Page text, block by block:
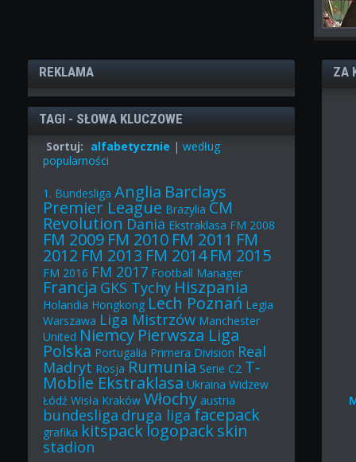
REKLAMA
TAGI - SŁOWA KLUCZOWE
Sortuj: alfabetycznie |według
popularności
1. Bundesliga Anglia Barclays
Premier League Brazylia CM
Revolution Dania Ekstraklasa FM 2008
FM 2009 FM 2010 FM 2011 FM
2012 FM 2013 FM 2014 FM 2015
FM 2016 FM 2017 Football Manager
Francja GKS Tychy Hiszpania
Holandia Hongkong Lech Poznań Legia
Warszawa Liga Mistrzów Manchester
United Niemcy Pierwsza Liga
Polska Portugalia Primera Division Real
Madryt Rosja Rumunia Serie C2 T-
Mobile Ekstraklasa Ukraina Widzew
Łódź Wisła Kraków Włochy austria
bundesliga druga ligafacepack
grafika kitspacklogopackskin
stadion
ZA